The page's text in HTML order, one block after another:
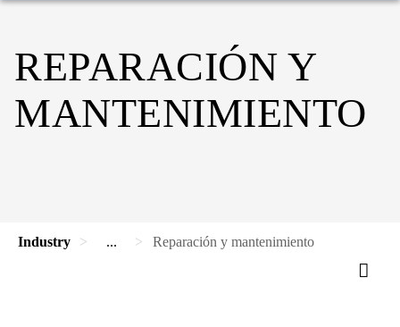
REPARACIÓN Y
MANTENIMIENTO
Industry ... Reparación y mantenimiento